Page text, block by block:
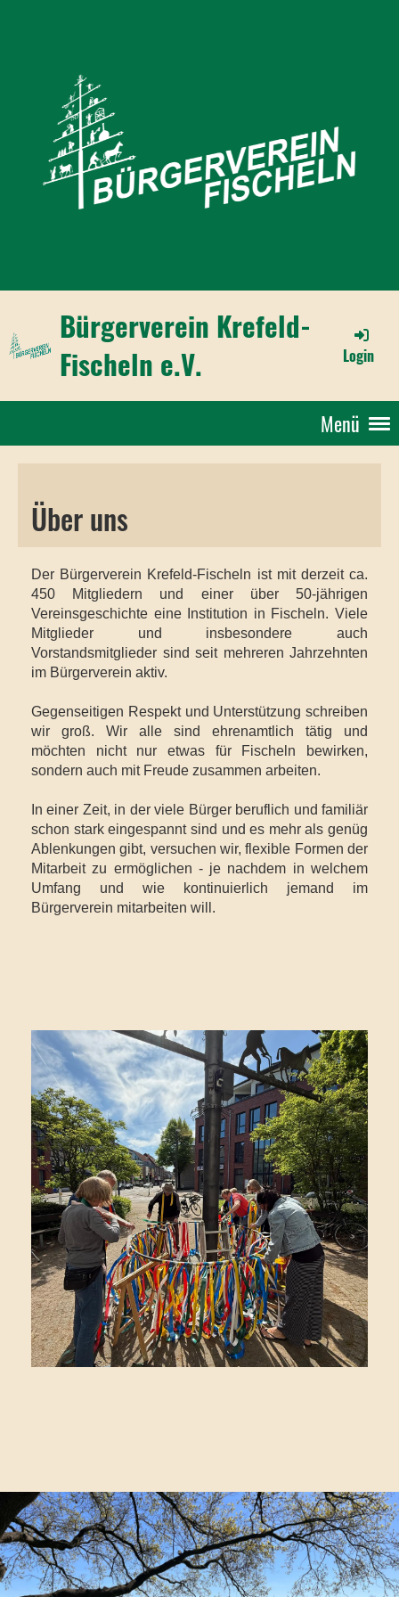
Bürgerverein Krefeld-
Fischeln e.V.
Login
Menü
Über uns
Der Bürgerverein Krefeld-Fischeln ist mit derzeit ca.
450 Mitgliedern und einer über 50-jährigen
Vereinsgeschichte eine Institution in Fischeln. Viele
Mitglieder und insbesondere auch
Vorstandsmitglieder sind seit mehreren Jahrzehnten
im Bürgerverein aktiv.
Gegenseitigen Respekt und Unterstützung schreiben
wir groß. Wir alle sind ehrenamtlich tätig und
möchten nicht nur etwas für Fischeln bewirken,
sondern auch mit Freude zusammen arbeiten.
In einer Zeit, in der viele Bürger beruflich und familiär
schon stark eingespannt sind und es mehr als genüg
Ablenkungen gibt, versuchen wir, flexible Formen der
Mitarbeit zu ermöglichen - je nachdem in welchem
Umfang und wie kontinuierlich jemand im
Bürgerverein mitarbeiten will.